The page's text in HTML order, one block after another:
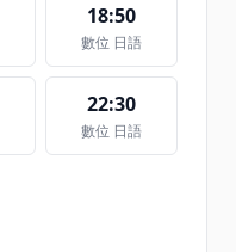
18:50
數位 日語
22:30
數位 日語